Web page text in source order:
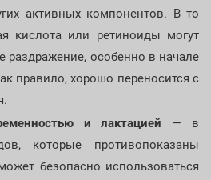
активных компонентов. В то
кислота или ретиноиды могут
раздражение, особенно в начале
правило, хорошо переносится с
и лактацией — в
которые противопоказаны
безопасно использоваться